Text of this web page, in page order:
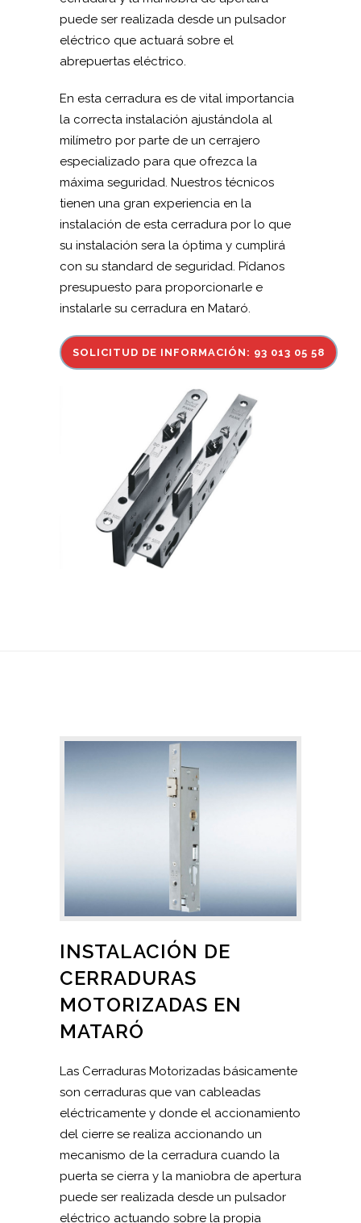
puede ser realizada desde un pulsador
eléctrico que actuará sobre el
abrepuertas eléctrico.
En esta cerradura es de vital importancia
la correcta instalación ajustándola al
milímetro por parte de un cerrajero
especializado para que ofrezca la
máxima seguridad. Nuestros técnicos
tienen una gran experiencia en la
instalación de esta cerradura por lo que
su instalación sera la óptima y cumplirá
con su standard de seguridad. Pídanos
presupuesto para proporcionarle e
instalarle su cerradura en Mataró.
SOLICITUD DE INFORMACIÓN: 93 013 05 58
INSTALACIÓN DE
CERRADURAS
MOTORIZADAS EN
MATARÓ
Las Cerraduras Motorizadas básicamente
son cerraduras que van cableadas
eléctricamente y donde el accionamiento
del cierre se realiza accionando un
mecanismo de la cerradura cuando la
puerta se cierra y la maniobra de apertura
puede ser realizada desde un pulsador
eléctrico actuando sobre la propia